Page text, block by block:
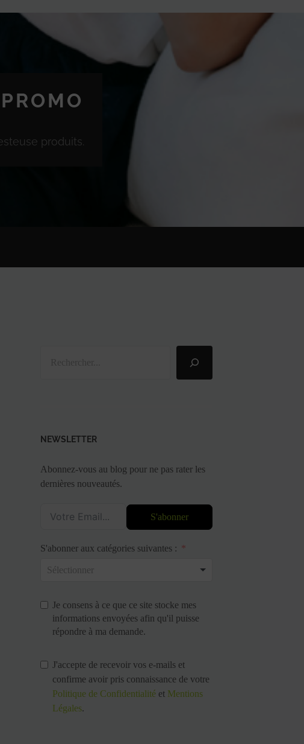
produits.
NEWSLETTER
Abonnez-vous au blog pour ne pas rater les
dernières nouveautés.
S'abonner
S'abonner aux catégories suivantes :
Je consens à ce que ce site stocke mes
informations envoyées afin qu'il puisse
répondre à ma demande.
J'accepte de recevoir vos e-mails et
confirme avoir pris connaissance de votre
Politique de Confidentialité et Mentions
Légales.